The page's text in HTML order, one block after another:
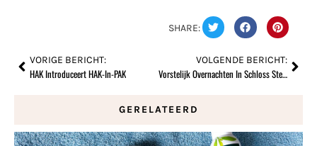
SHARE:
VORIGE BERICHT:
HAK Introduceert HAK-In-PAK
VOLGENDE BERICHT:
Vorstelijk Overnachten In Schloss Steinburg
GERELATEERD